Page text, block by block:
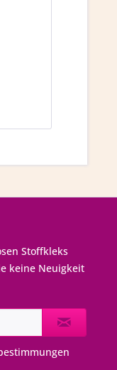
Stoffkleks
keine Neuigkeit